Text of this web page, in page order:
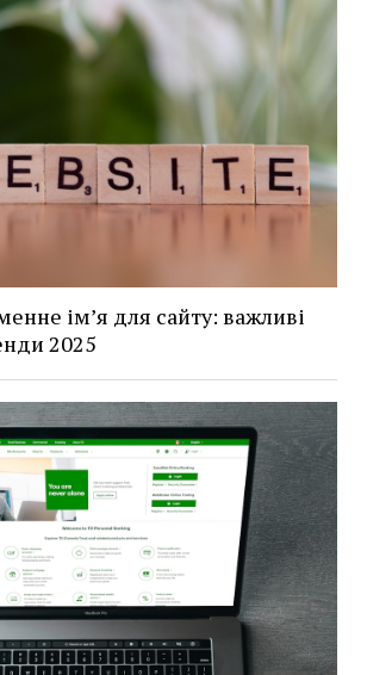
ім’я для сайту: важливі
2025